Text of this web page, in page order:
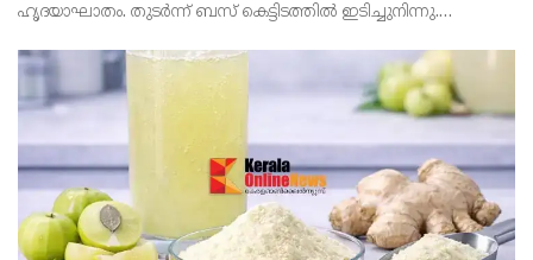
ഹൃദയാഘാതം. തുടർന്ന് ബസ് കെട്ടിടത്തിൽ ഇടിച്ചുനിന്നു.